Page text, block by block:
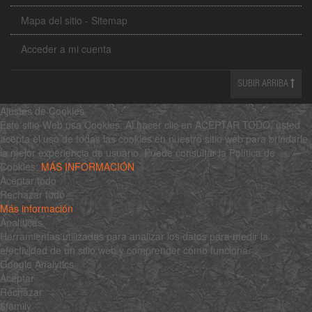
Mapa del sitio - Sitemap
Acceder a mi cuenta
SUBIR ARRIBA
Ajustes de Cookies
Este sitio Web usa Cookies. Al hacer clic en ACEPTAR TODO, usted
acepta el uso de todas las cookies en nuestro sitio web para brindarle
la mejor experiencia de usuario. Puede consultar la Política de
Cookies: MÁS INFORMACIÓN
Aceptar todo
Rechazar todo
Más información
Analíticas
Herramientas utilizadas para analizar los datos para medir la
efectividad de un sitio web y comprender cómo funciona.
Google Analytics
Aceptar
Rechazar
$family